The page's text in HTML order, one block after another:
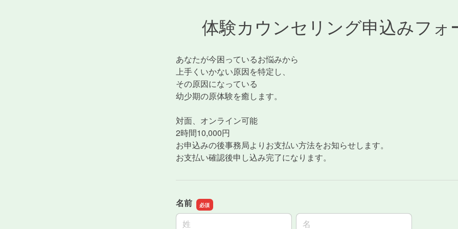
体験カウンセリング申込みフォ
あなたが今困っているお悩みから
上手くいかない原因を特定し、
その原因になっている
幼少期の原体験を癒します。
対面、オンライン可能
2時間10,000円
お申込みの後事務局よりお支払い方法をお知らせします。
お支払い確認後申し込み完了になります。
名前
名前の姓
名前の名